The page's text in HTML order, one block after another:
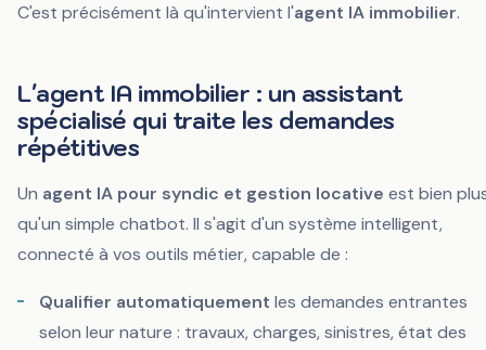
C'est précisément là qu'intervient l'agent IA immobilier.
L'agent IA immobilier : un assistant
spécialisé qui traite les demandes
répétitives
Un agent IA pour syndic et gestion locative est bien
qu'un simple chatbot. Il s'agit d'un système intelligent,
connecté à vos outils métier, capable de :
Qualifier automatiquement les demandes entrantes
selon leur nature : travaux, charges, sinistres, état des